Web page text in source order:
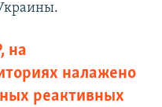
на
налажено
реактивных